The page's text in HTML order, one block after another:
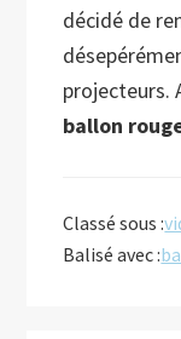
décidé de
projecteurs.
ballon
Classé sous :
Balisé avec :